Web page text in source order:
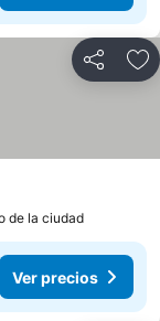
Compartir
de la ciudad
Ver precios